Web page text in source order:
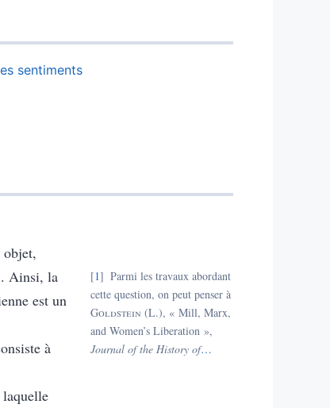
sentiments
. Ainsi, la
est un
à
1
Parmi les travaux abordant
cette question, on peut penser à
Goldstein (L.), « Mill, Marx,
and Women’s Liberation »,
Journal of the History of…